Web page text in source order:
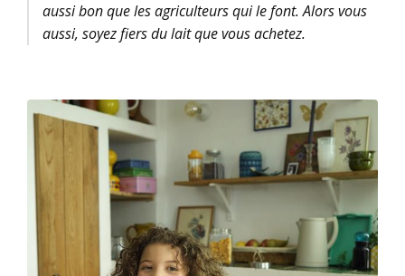
aussi bon que les agriculteurs qui le font. Alors vous
aussi, soyez fiers du lait que vous achetez.